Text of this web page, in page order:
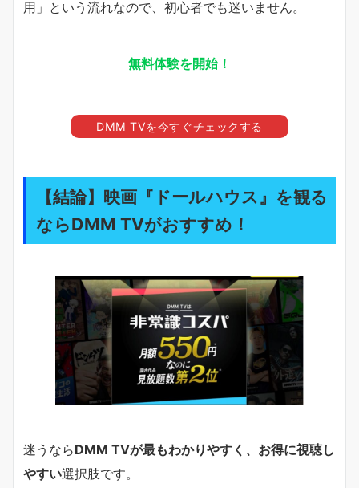
用」という流れなので、初心者でも迷いません。
無料体験を開始！
DMM TVを今すぐチェックする
【結論】映画『ドールハウス』を観る
ならDMM TVがおすすめ！
迷うならDMM TVが最もわかりやすく、お得に視聴し
やすい選択肢です。